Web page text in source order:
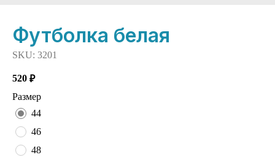
Футболка белая
SKU: 3201
520 ₽
Размер
44
46
48